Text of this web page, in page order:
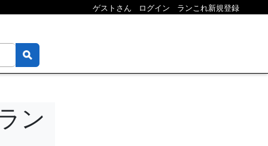
ゲストさん ログイン ランこれ新規登録
ン